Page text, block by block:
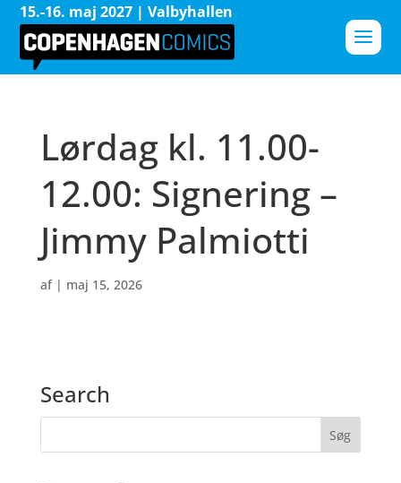
15.-16. maj 2027 | Valbyhallen
Lørdag kl. 11.00-
12.00: Signering –
Jimmy Palmiotti
af | maj 15, 2026
Search